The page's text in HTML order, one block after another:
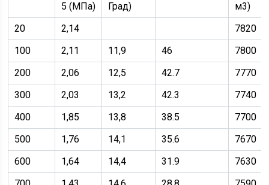
5 (МПа)
Град)
м3)
20
2,14
7820
100
2,11 11,9 46
7800
200
2,06 12,5 42.7
7770
300
2,03 13,2 42.3
7740
400
1,85 13,8 38.5
7700
500
1,76 14,1 35.6
7670
600
1,64 14,4 31.9
7630